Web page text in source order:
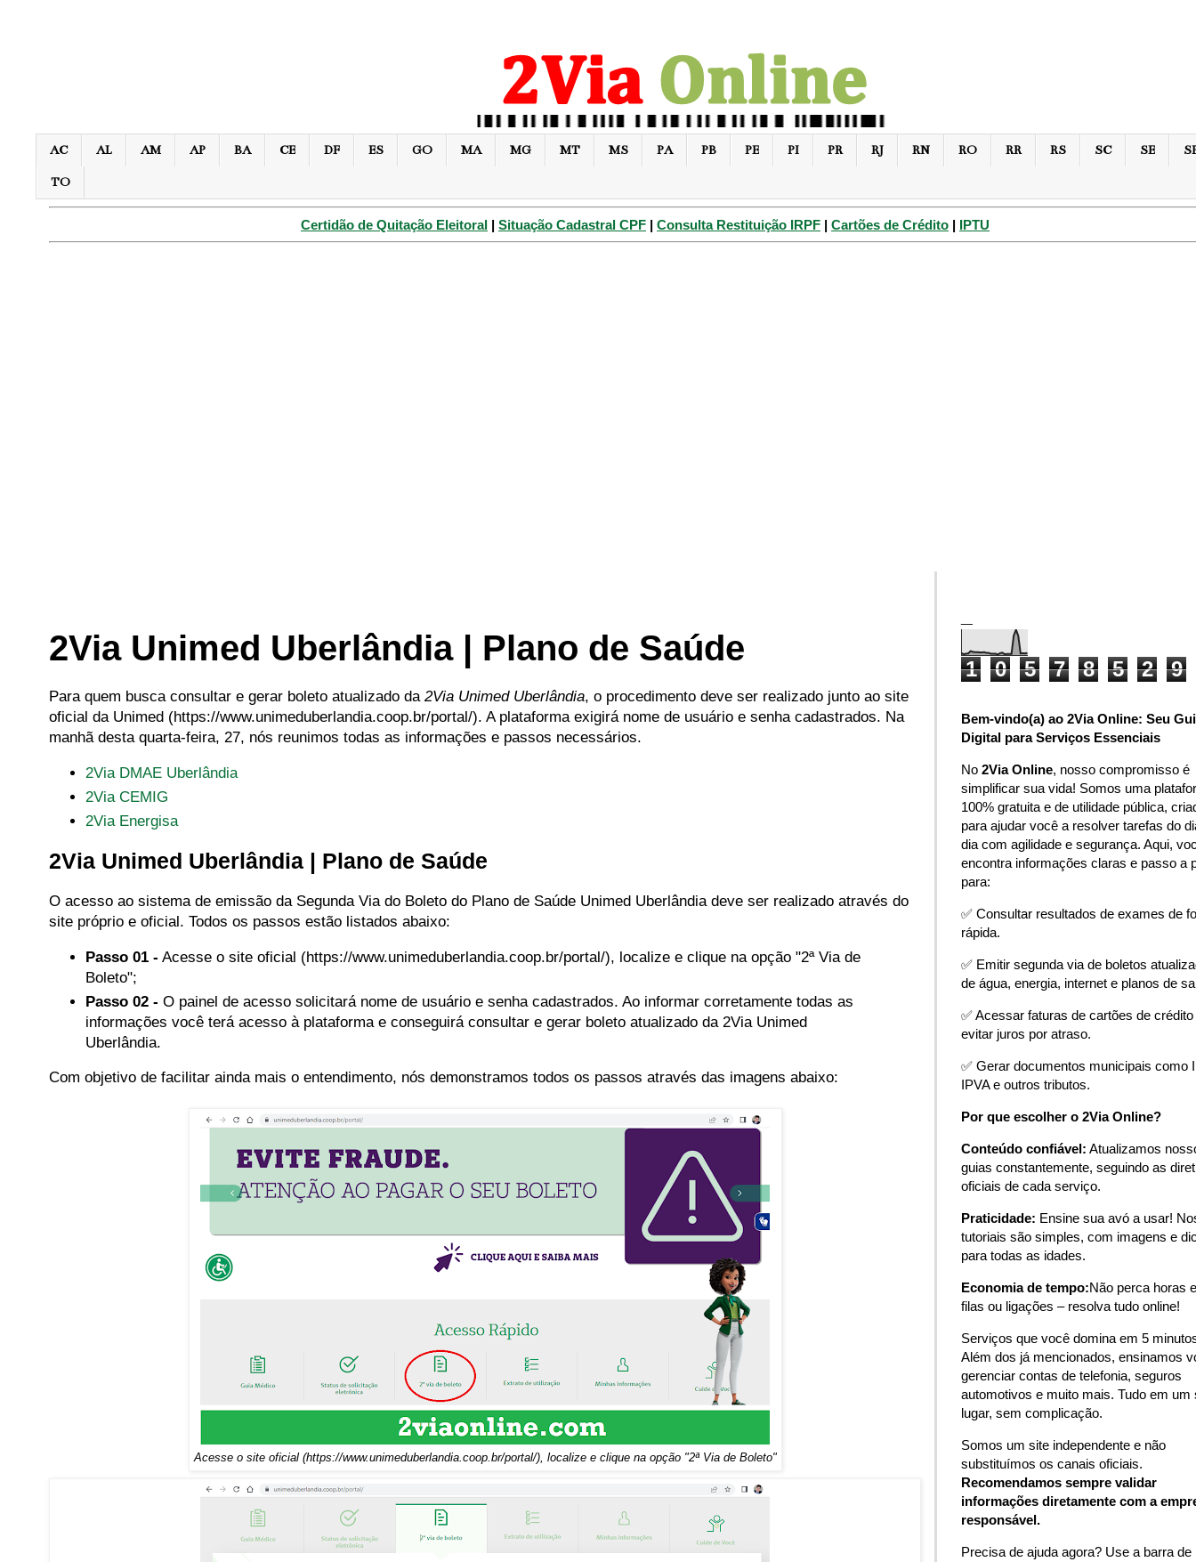
AC AL AM AP BA CE DF ES GO MA MG MT MS PA PB PE PI PR RJ RN RO RR RS SC SE
TO
Certidão de Quitação Eleitoral | Situação Cadastral CPF | Consulta Restituição IRPF | Cartões de Crédito | IPTU
2Via Unimed Uberlândia | Plano de Saúde
Para quem busca consultar e gerar boleto atualizado da 2Via Unimed Uberlândia, o procedimento deve ser realizado junto ao site
oficial da Unimed (https://www.unimeduberlandia.coop.br/portal/). A plataforma exigirá nome de usuário e senha cadastrados. Na
manhã desta quarta-feira, 27, nós reunimos todas as informações e passos necessários.
2Via DMAE Uberlândia
2Via CEMIG
2Via Energisa
2Via Unimed Uberlândia | Plano de Saúde
O acesso ao sistema de emissão da Segunda Via do Boleto do Plano de Saúde Unimed Uberlândia deve ser realizado através do
site próprio e oficial. Todos os passos estão listados abaixo:
Passo 01 - Acesse o site oficial (https://www.unimeduberlandia.coop.br/portal/), localize e clique na opção "2ª Via de
Boleto";
Passo 02 - O painel de acesso solicitará nome de usuário e senha cadastrados. Ao informar corretamente todas as
informações você terá acesso à plataforma e conseguirá consultar e gerar boleto atualizado da 2Via Unimed
Uberlândia.
Com objetivo de facilitar ainda mais o entendimento, nós demonstramos todos os passos através das imagens abaixo:
Acesse o site oficial (https://www.unimeduberlandia.coop.br/portal/), localize e clique na opção "2ª Via de Boleto"
1 0 5 7 8 5 2 9
Bem-vindo(a) ao 2Via Online: Seu
Digital para Serviços Essenciais
No 2Via Online, nosso compromisso é
simplificar sua vida! Somos uma
100% gratuita e de utilidade pública,
para ajudar você a resolver tarefas do
dia com agilidade e segurança. Aqui,
encontra informações claras e passo a
para:
✅ Consultar resultados de exames de
rápida.
✅ Emitir segunda via de boletos
de água, energia, internet e planos de
✅ Acessar faturas de cartões de crédito
evitar juros por atraso.
✅ Gerar documentos municipais como
IPVA e outros tributos.
Por que escolher o 2Via Online?
Conteúdo confiável: Atualizamos
guias constantemente, seguindo as
oficiais de cada serviço.
Praticidade: Ensine sua avó a usar!
tutoriais são simples, com imagens e
para todas as idades.
Economia de tempo:Não perca horas
filas ou ligações – resolva tudo online!
Serviços que você domina em 5
Além dos já mencionados, ensinamos
gerenciar contas de telefonia, seguros
automotivos e muito mais. Tudo em um
lugar, sem complicação.
Somos um site independente e não
substituímos os canais oficiais.
Recomendamos sempre validar
informações diretamente com a
responsável.
Precisa de ajuda agora? Use a barra de